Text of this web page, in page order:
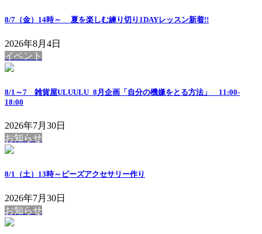
8/7（金）14時～ 夏を楽しむ練り切り1DAYレッスン新着!!
2026年8月4日
イベント
8/1～7 雑貨屋ULUULU_8月企画「自分の機嫌をとる方法」 11:00-
18:00
2026年7月30日
お知らせ
8/1（土）13時～ビーズアクセサリー作り
2026年7月30日
お知らせ